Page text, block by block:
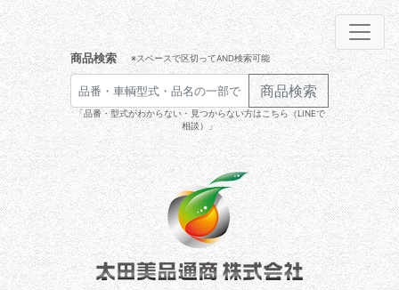
商品検索 ※スペースで区切ってAND検索可能
商品検索
「品番・型式がわからない・見つからない方はこちら（LINEで
相談）」